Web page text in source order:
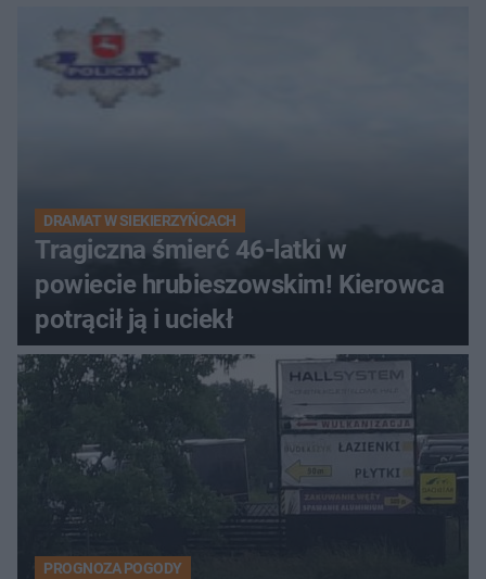
DRAMAT W SIEKIERZYŃCACH
Tragiczna śmierć 46-latki w
powiecie hrubieszowskim! Kierowca
potrącił ją i uciekł
PROGNOZA POGODY